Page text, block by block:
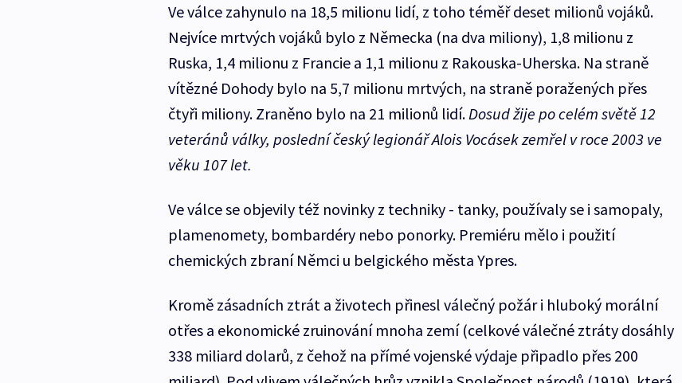
Ve válce zahynulo na 18,5 milionu lidí, z toho téměř deset milionů vojáků.
Nejvíce mrtvých vojáků bylo z Německa (na dva miliony), 1,8 milionu z
Ruska, 1,4 milionu z Francie a 1,1 milionu z Rakouska-Uherska. Na straně
vítězné Dohody bylo na 5,7 milionu mrtvých, na straně poražených přes
čtyři miliony. Zraněno bylo na 21 milionů lidí. Dosud žije po celém světě 12
veteránů války, poslední český legionář Alois Vocásek zemřel v roce 2003 ve
věku 107 let.
Ve válce se objevily též novinky z techniky - tanky, používaly se i samopaly,
plamenomety, bombardéry nebo ponorky. Premiéru mělo i použití
chemických zbraní Němci u belgického města Ypres.
Kromě zásadních ztrát a životech přinesl válečný požár i hluboký morální
otřes a ekonomické zruinování mnoha zemí (celkové válečné ztráty dosáhly
338 miliard dolarů, z čehož na přímé vojenské výdaje připadlo přes 200